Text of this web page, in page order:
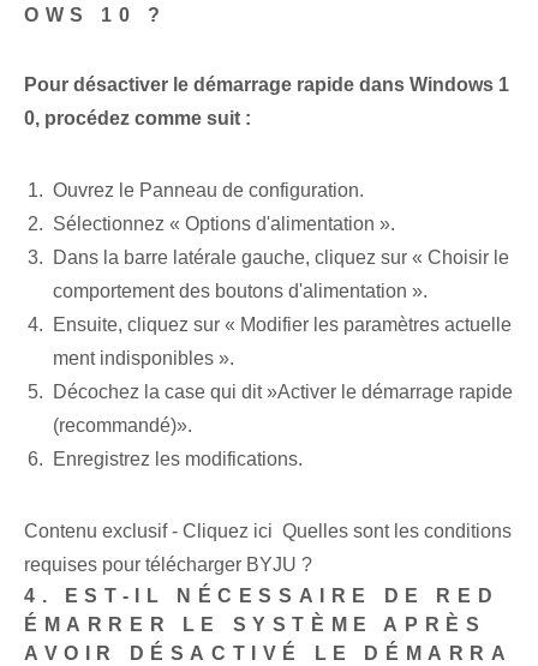
OWS 10 ?
Pour désactiver le démarrage rapide dans Windows 1
0, procédez comme suit :
Ouvrez le Panneau de configuration.
Sélectionnez « Options d'alimentation ».
Dans la barre latérale gauche, cliquez sur « Choisir le
comportement des boutons d'alimentation ».
Ensuite, cliquez sur « Modifier les paramètres actuelle
ment indisponibles ».
Décochez la case qui dit ⁣»Activer le démarrage rapide
(recommandé)».
Enregistrez‌ les‍ modifications.
Contenu exclusif - Cliquez ici Quelles sont les conditions
requises pour télécharger BYJU ?
4. EST-IL NÉCESSAIRE DE RED
ÉMARRER LE SYSTÈME APRÈS
AVOIR DÉSACTIVÉ LE DÉMARRA